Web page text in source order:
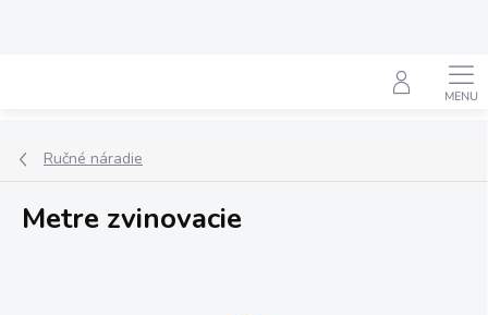
Hľadať
Ručné náradie
Metre zvinovacie